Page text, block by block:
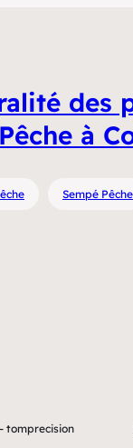
des
à
Sempé Pêche
tomprecision